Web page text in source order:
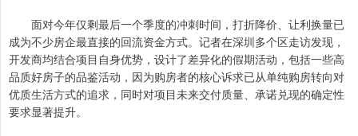
面对今年仅剩最后一个季度的冲刺时间，打折降价、让利换量已
成为不少房企最直接的回流资金方式。记者在深圳多个区走访发现，
开发商均结合项目自身优势，设计了差异化的假期活动，包括一些高
品质好房子的品鉴活动，因为购房者的核心诉求已从单纯购房转向对
优质生活方式的追求，同时对项目未来交付质量、承诺兑现的确定性
要求显著提升。